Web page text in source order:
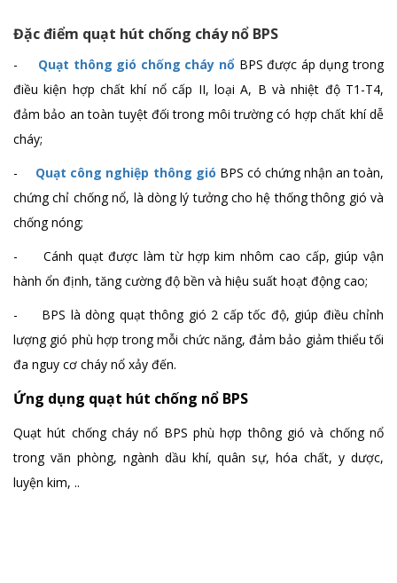
Chi tiết
Quạt thông gió gắn trần ECPL
Đặc điểm quạt hút chống cháy nổ BPS
- Quạt thông gió chống cháy nổ BPS được áp dụng trong
điều kiện hợp chất khí nổ cấp II, loại A, B và nhiệt độ T1-T4,
đảm bảo an toàn tuyệt đối trong môi trường có hợp chất khí dễ
cháy;
- Quạt công nghiệp thông gió BPS có chứng nhận an toàn,
chứng chỉ chống nổ, là dòng lý tưởng cho hệ thống thông gió và
chống nóng;
- Cánh quạt được làm từ hợp kim nhôm cao cấp, giúp vận
hành ổn định, tăng cường độ bền và hiệu suất hoạt động cao;
- BPS là dòng quạt thông gió 2 cấp tốc độ, giúp điều chỉnh
lượng gió phù hợp trong mỗi chức năng, đảm bảo giảm thiểu tối
đa nguy cơ cháy nổ xảy đến.
Ứng dụng quạt hút chống nổ BPS
Quạt hút chống cháy nổ BPS phù hợp thông gió và chống nổ
trong văn phòng, ngành dầu khí, quân sự, hóa chất, y dược,
luyện kim, ..